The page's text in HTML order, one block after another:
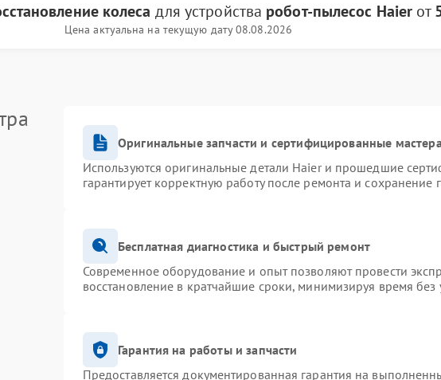
колеса для устройства робот-пылесос Haier от
Цена актуальна на текущую дату 08.08.2026
Оригинальные запчасти и сертифицированные мастера
Используются оригинальные детали Haier и прошедшие
гарантирует корректную работу после ремонта и сохранение
Бесплатная диагностика и быстрый ремонт
Современное оборудование и опыт позволяют провести
восстановление в кратчайшие сроки, минимизируя время без
Гарантия на работы и запчасти
Предоставляется документированная гарантия на